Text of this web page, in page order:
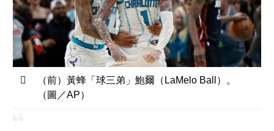
（前）黃蜂「球三弟」鮑爾（LaMelo Ball）。
（圖／AP）